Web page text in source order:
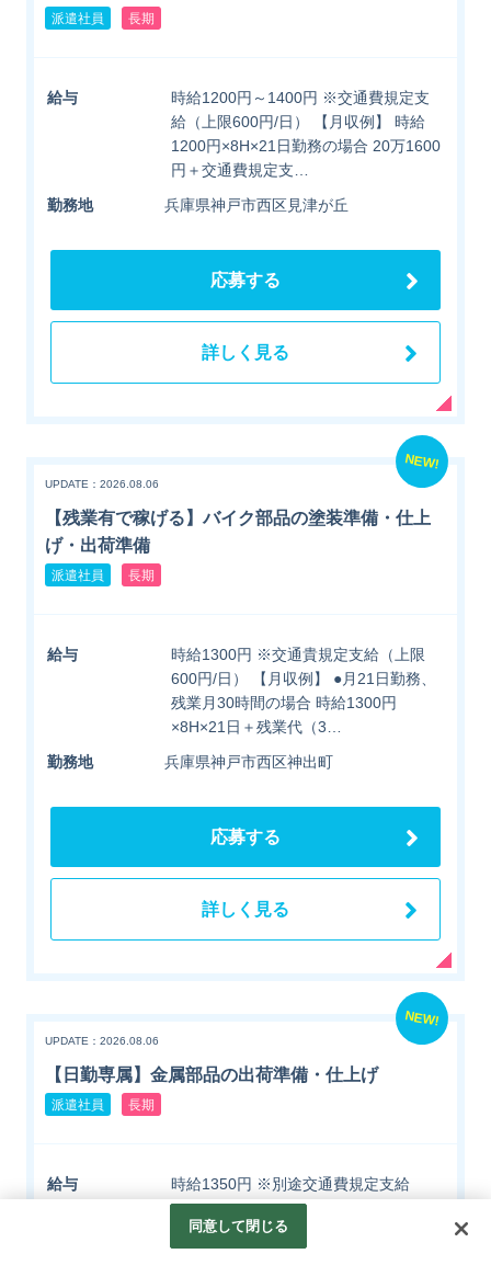
派遣社員 長期
給与
時給1200円～1400円 ※交通費規定支
給（上限600円/日） 【月収例】 時給
1200円×8H×21日勤務の場合 20万1600
円＋交通費規定支…
勤務地
兵庫県神戸市西区見津が丘
応募する
詳しく見る
NEW!
UPDATE：2026.08.06
【残業有で稼げる】バイク部品の塗装準備・仕上
げ・出荷準備
派遣社員 長期
給与
時給1300円 ※交通貴規定支給（上限
600円/日） 【月収例】 ●月21日勤務、
残業月30時間の場合 時給1300円
×8H×21日＋残業代（3…
勤務地
兵庫県神戸市西区神出町
応募する
詳しく見る
NEW!
UPDATE：2026.08.06
【日勤専属】金属部品の出荷準備・仕上げ
派遣社員 長期
給与
時給1350円 ※別途交通費規定支給
【月収例】 時給1350円×8H×21日勤務
の場合 22万6800円＋交通費規定支給
同意して閉じる